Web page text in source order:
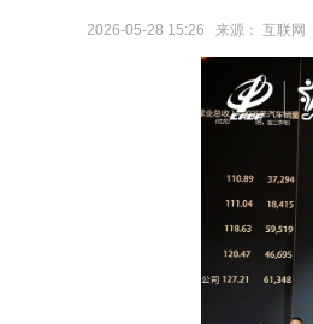
2026-05-28 15:26 来源： 互联网